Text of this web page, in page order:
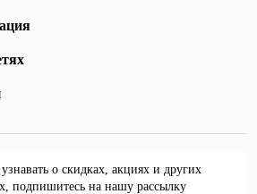
о скидках, акциях и других
подпишитесь на нашу рассылку